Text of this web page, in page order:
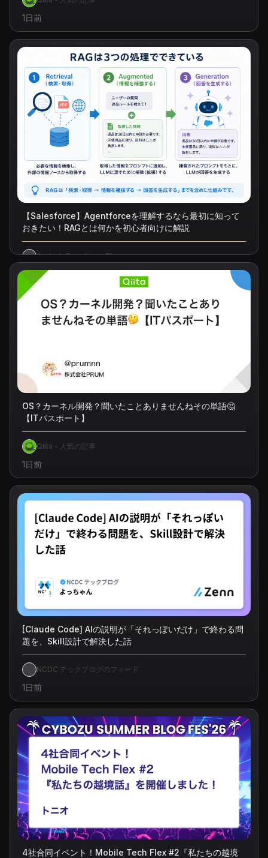
1日前
【Salesforce】Agentforceを理解するなら最初に知って
おきたい！RAGとは何かを初心者向けに解説
Sodech Developer Blog
1日前
OS？カーネル開発？聞いたことありませんねその単語🤔
【ITパスポート】
Qiita - 人気の記事
1日前
[Claude Code] AIの説明が「それっぽいだけ」で終わる問
題を、Skill設計で解決した話
NCDC テックブログのフィード
1日前
4社合同イベント！Mobile Tech Flex #2『私たちの越境